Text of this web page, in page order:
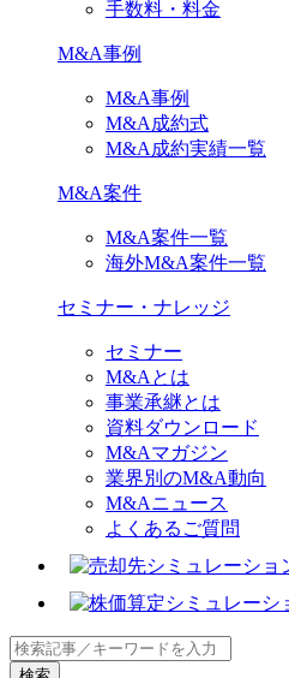
手数料・料金
M&A事例
M&A事例
M&A成約式
M&A成約実績一覧
M&A案件
M&A案件一覧
海外M&A案件一覧
セミナー・ナレッジ
セミナー
M&Aとは
事業承継とは
資料ダウンロード
M&Aマガジン
業界別のM&A動向
M&Aニュース
よくあるご質問